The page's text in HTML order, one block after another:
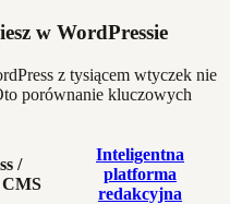
w WordPressie
z tysiącem wtyczek nie
porównanie kluczowych
/
Inteligentna
platforma
redakcyjna